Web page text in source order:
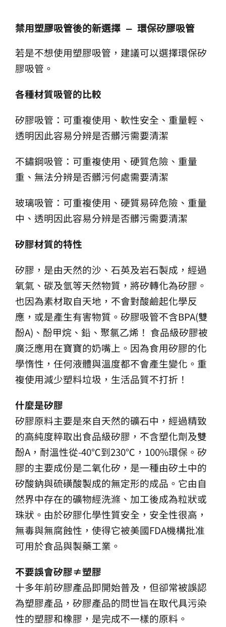
禁用塑膠吸管後的新選擇 — 環保矽膠吸管
若是不想使用塑膠吸管，建議可以選擇環保矽
膠吸管。
各種材質吸管的比較
矽膠吸管：可重複使用、軟性安全、重量輕、
透明因此容易分辨是否髒污需要清潔
不鏽鋼吸管：可重複使用、硬質危險、重量
重、無法分辨是否髒污何處需要清潔
玻璃吸管：可重複使用、硬質易碎危險、重量
中、透明因此容易分辨是否髒污需要清潔
矽膠材質的特性
矽膠，是由天然的沙、石英及岩石製成，經過
氧氣、碳及氫等天然物質，將矽轉化為矽膠。
也因為素材取自天地，不會對酸鹼起化學反
應，或是產生有害物質。矽膠吸管不含BPA(雙
酚A)、酚甲烷、鉛、聚氯乙烯！ 食品級矽膠被
廣泛應用在寶寶的奶嘴上。因為食用矽膠的化
學惰性，任何液體與溫度都不會產生變化。重
複使用減少塑料垃圾，生活品質不打折！
什麼是矽膠
矽膠原料主要是來自天然的礦石中，經過精致
的高純度粹取出食品級矽膠，不含塑化劑及雙
酚A，耐溫性從-40℃到230℃，100%環保。矽
膠的主要成份是二氧化矽，是一種由矽土中的
矽酸鈉與硫磺酸製成的無定形的成品。它由自
然界中存在的礦物經洗滌、加工後成為粒狀或
珠狀。由於矽膠化學性質安全，安全性很高，
無毒與無腐蝕性，使得它被美國FDA機構批准
可用於食品與製藥工業。
不要誤會矽膠≠塑膠
十多年前矽膠產品即開始普及，但卻常被誤認
為塑膠產品，矽膠產品的問世旨在取代具污染
性的塑膠和橡膠，是完成不一樣的原料。